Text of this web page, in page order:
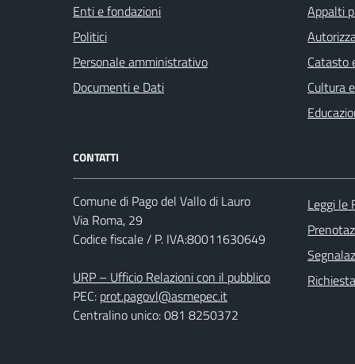
Enti e fondazioni
Politici
Personale amministrativo
Documenti e Dati
Appalti
Catasto
Cultura
CONTATTI
Comune di Pago del Vallo di Lauro
Via Roma, 29
Codice fiscale / P. IVA:80011630649
URP – Ufficio Relazioni con il pubblico
PEC: prot.pagovl@asmepec.it
Centralino unico: 081 8250372
Leggi le